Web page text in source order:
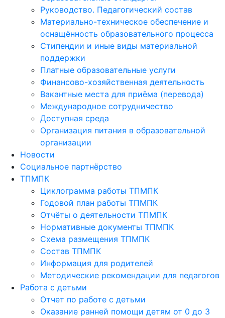
Руководство. Педагогический состав
Материально-техническое обеспечение и
оснащённость образовательного процесса
Стипендии и иные виды материальной
поддержки
Платные образовательные услуги
Финансово-хозяйственная деятельность
Вакантные места для приёма (перевода)
Международное сотрудничество
Доступная среда
Организация питания в образовательной
организации
Новости
Социальное партнёрство
ТПМПК
Циклограмма работы ТПМПК
Годовой план работы ТПМПК
Отчёты о деятельности ТПМПК
Нормативные документы ТПМПК
Схема размещения ТПМПК
Состав ТПМПК
Информация для родителей
Методические рекомендации для педагогов
Работа с детьми
Отчет по работе с детьми
Оказание ранней помощи детям от 0 до 3